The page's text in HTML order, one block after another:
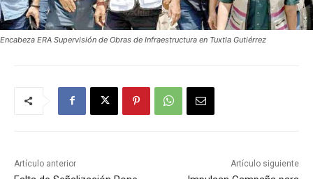
Encabeza ERA Supervisión de Obras de Infraestructura en Tuxtla Gutiérrez
Artículo anterior Artículo siguiente